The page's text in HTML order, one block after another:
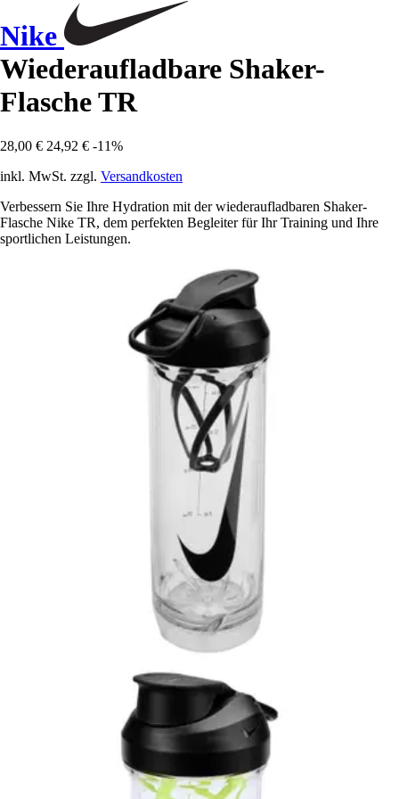
Nike
Wiederaufladbare Shaker-
Flasche TR
28,00 € 24,92 € -11%
inkl. MwSt. zzgl. Versandkosten
Verbessern Sie Ihre Hydration mit der wiederaufladbaren Shaker-
Flasche Nike TR, dem perfekten Begleiter für Ihr Training und Ihre
sportlichen Leistungen.